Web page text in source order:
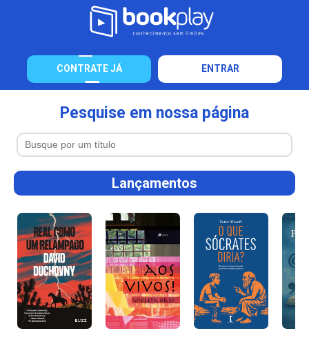
CONTRATE JÁ ENTRAR
Pesquise em nossa página
Lançamentos